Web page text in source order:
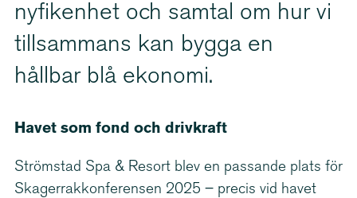
nyfikenhet och samtal om hur vi
tillsammans kan bygga en
hållbar blå ekonomi.
Havet som fond och drivkraft
Strömstad Spa & Resort blev en passande plats för
Skager­rak­kon­fe­rensen 2025 – precis vid havet